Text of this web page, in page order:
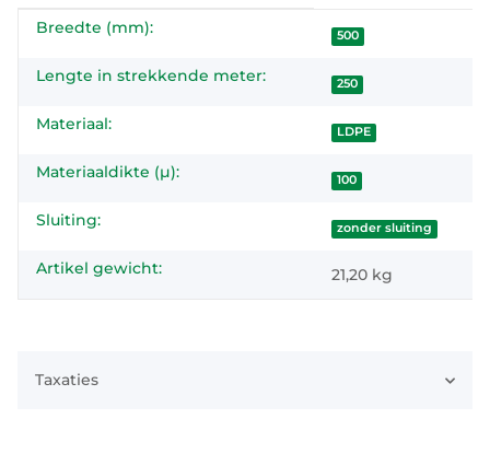
#productDetails.itemInformation#
#productDetails.itemValue#
Breedte (mm): 500
Lengte in strekkende meter: 250
Materiaal: LDPE
Materiaaldikte (µ): 100
Sluiting: zonder sluiting
Artikel gewicht: 21,20 kg
Taxaties